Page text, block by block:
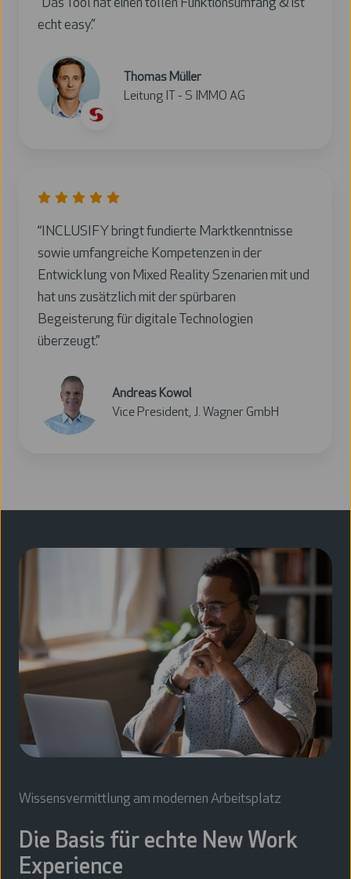
“Das Tool hat einen tollen Funktionsumfang & ist
echt easy.”
Thomas Müller
Leitung IT - S IMMO AG
“INCLUSIFY bringt fundierte Marktkenntnisse
sowie umfangreiche Kompetenzen in der
Entwicklung von Mixed Reality Szenarien mit und
hat uns zusätzlich mit der spürbaren
Begeisterung für digitale Technologien
überzeugt.”
Andreas Kowol
Vice President, J. Wagner GmbH
Wissensvermittlung am modernen Arbeitsplatz
Die Basis für echte New Work
Experience